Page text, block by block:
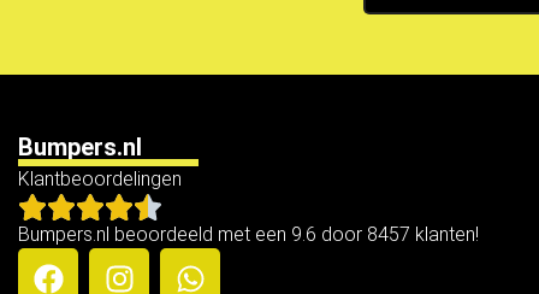
Bumpers.nl
Klantbeoordelingen
Bumpers.nl beoordeeld met een 9.6 door 8457 klanten!